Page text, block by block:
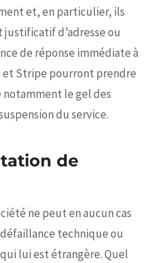
et, en particulier, ils
d’adresse ou
de réponse immédiate à
et Stripe pourront prendre
le gel des
du service.
de
ne peut en aucun cas
technique ou
lui est étrangère. Quel